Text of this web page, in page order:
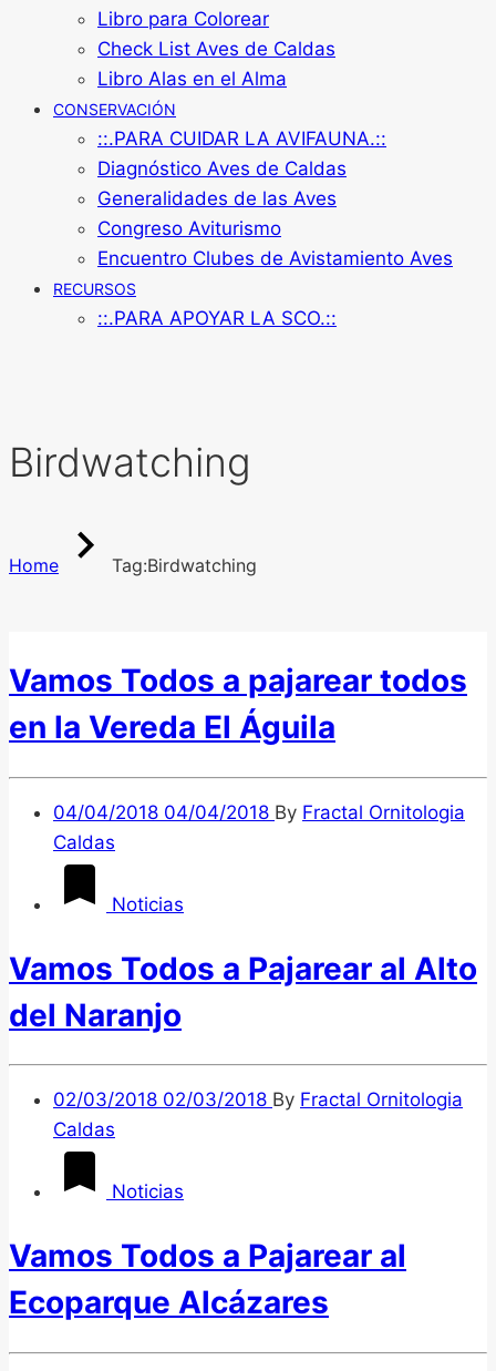
Libro para Colorear
Check List Aves de Caldas
Libro Alas en el Alma
CONSERVACIÓN
::.PARA CUIDAR LA AVIFAUNA.::
Diagnóstico Aves de Caldas
Generalidades de las Aves
Congreso Aviturismo
Encuentro Clubes de Avistamiento Aves
RECURSOS
::.PARA APOYAR LA SCO.::
Birdwatching
Home Tag:Birdwatching
Vamos Todos a pajarear todos
en la Vereda El Águila
04/04/2018 04/04/2018 By Fractal Ornitologia
Caldas
Noticias
Vamos Todos a Pajarear al Alto
del Naranjo
02/03/2018 02/03/2018 By Fractal Ornitologia
Caldas
Noticias
Vamos Todos a Pajarear al
Ecoparque Alcázares